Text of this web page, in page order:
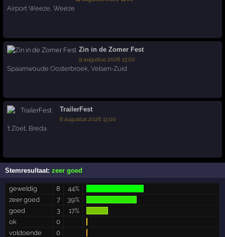
Airport Weeze,Weeze
Zin in de Zomer Fest
9 augustus 2026 13:00
Spaarnwoude Oosterbroek ,Velsen-Zuid
TrailerFest
8 augustus 2026 13:00
't Zoet Breda
Stemresultaat:zeer goed
geweldig 8
44%
zeer goed
7
39%
goed
3
17%
ok
0
voldoende
0